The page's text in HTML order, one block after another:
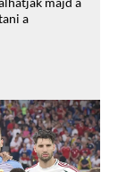
a